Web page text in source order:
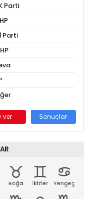
Parti
Parti
ver Sonuçlar
Boğa İkizler Yengeç